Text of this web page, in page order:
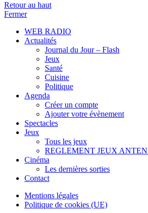
Retour au haut
Fermer
WEB RADIO
Actualités
Journal du Jour – Flash
Jeux
Santé
Cuisine
Politique
Agenda
Créer un compte
Ajouter votre évènement
Spectacles
Jeux
Tous les jeux
REGLEMENT JEUX
Cinéma
Les dernières sorties
Contact
Mentions légales
Politique de cookies (UE)